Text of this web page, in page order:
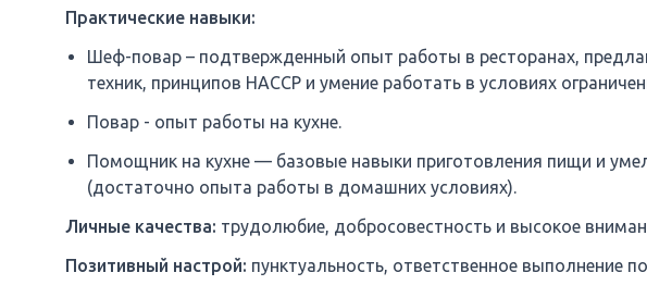
Практические навыки:
Шеф-повар – подтвержденный опыт работы в ресторанах,
техник, принципов HACCP и умение работать в условиях
Повар - опыт работы на кухне.
Помощник на кухне — базовые навыки приготовления пищи и
(достаточно опыта работы в домашних условиях).
Личные качества: трудолюбие, добросовестность и высокое
Позитивный настрой: пунктуальность, ответственное выполнение